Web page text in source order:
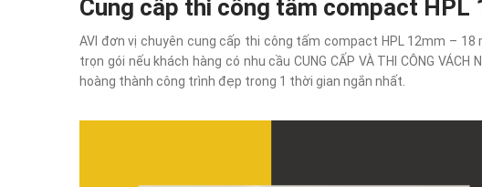
Cung cấp thi công tấm compact HPL
AVI đơn vị chuyên cung cấp thi công tấm compact HPL 12mm –
trọn gói nếu khách hàng có nhu cầu CUNG CẤP VÀ THI CÔNG
hoàng thành công trình đẹp trong 1 thời gian ngắn nhất.